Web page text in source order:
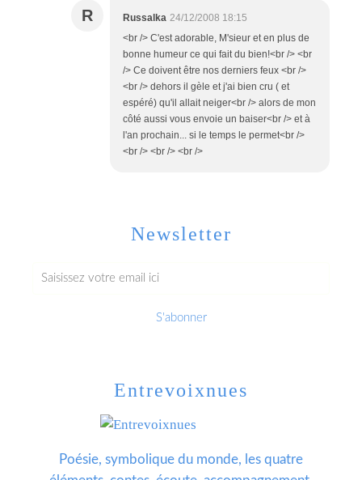
R Russalka 24/12/2008 18:15
<br /> C'est adorable, M'sieur et en plus de
bonne humeur ce qui fait du bien!<br /> <br
/> Ce doivent être nos derniers feux <br />
<br /> dehors il gèle et j'ai bien cru ( et
espéré) qu'il allait neiger<br /> alors de mon
côté aussi vous envoie un baiser<br /> et à
l'an prochain... si le temps le permet<br />
<br /> <br /> <br />
Newsletter
Entrevoixnues
Poésie, symbolique du monde, les quatre